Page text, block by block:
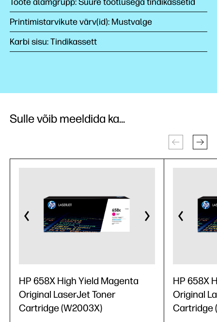
Printimistarvikute värv(id): Mustvalge
Karbi sisu: Tindikassett
Sulle võib meeldida ka...
HP 658X High Yield Magenta
Original LaserJet Toner
Cartridge (W2003X)
HP 658X
Original
Cartridge